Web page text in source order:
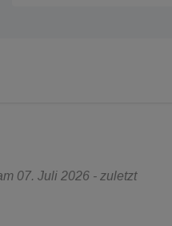
07. Juli 2026 - zuletzt